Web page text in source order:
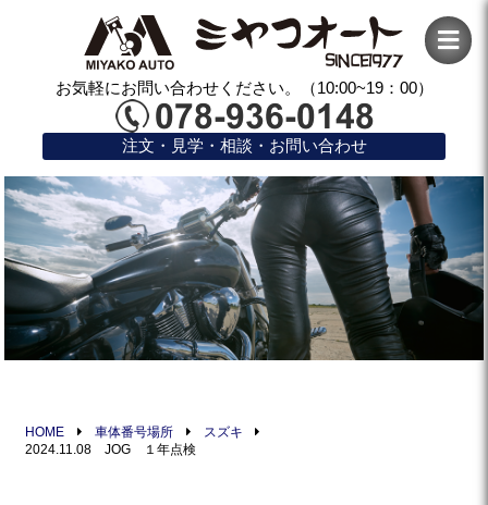
お気軽にお問い合わせください。（10:00~19：00）
注文・見学・相談・お問い合わせ
HOME 車体番号場所
スズキ
2024.11.08 JOG １年点検